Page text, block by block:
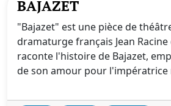
BAJAZET
"Bajazet" est une pièce de
dramaturge français Jean Racine
raconte l'histoire de Bajazet,
de son amour pour l'impératrice